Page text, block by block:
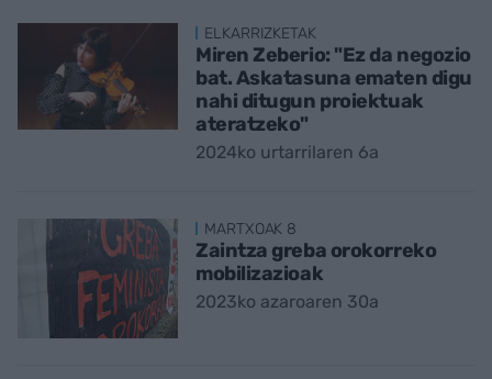
ELKARRIZKETAK
Miren Zeberio: "Ez da negozio
bat. Askatasuna ematen digu
nahi ditugun proiektuak
ateratzeko"
2024ko urtarrilaren 6a
MARTXOAK 8
Zaintza greba orokorreko
mobilizazioak
2023ko azaroaren 30a